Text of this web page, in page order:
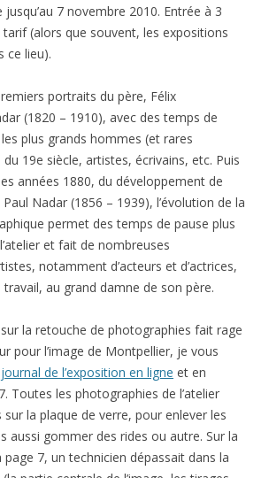
7 novembre 2010. Entrée à 3
(alors que souvent, les expositions
ce lieu).
portraits du père, Félix
(1820 – 1910), avec des temps de
plus grands hommes (et rares
19e siècle, artistes, écrivains, etc. Puis
années 1880, du développement de
Nadar (1856 – 1939), l’évolution de la
permet des temps de pause plus
et fait de nombreuses
notamment d’acteurs et d’actrices,
au grand damne de son père.
la retouche de photographies fait rage
pour l’image de Montpellier, je vous
de l’exposition en ligne et en
Toutes les photographies de l’atelier
la plaque de verre, pour enlever les
aussi gommer des rides ou autre. Sur la
7, un technicien dépassait dans la